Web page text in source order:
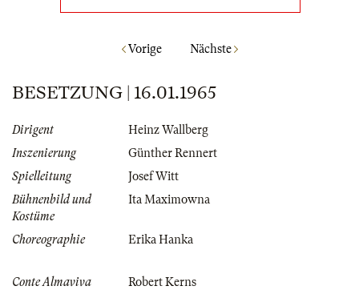
Vorige Nächste
BESETZUNG | 16.01.1965
Dirigent
Heinz Wallberg
Inszenierung
Günther Rennert
Spielleitung
Josef Witt
Bühnenbild und
Kostüme
Ita Maximowna
Choreographie Erika Hanka
Conte Almaviva
Robert Kerns